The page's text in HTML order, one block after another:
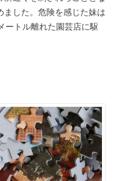
ました。危険を感じた妹は
ートル離れた園芸店に駆